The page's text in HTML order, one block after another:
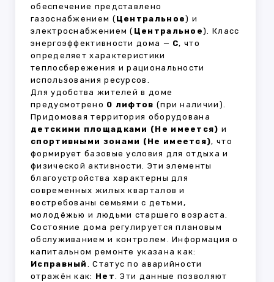
обеспечение представлено
газоснабжением (Центральное) и
электроснабжением ( Центральное). Класс
энергоэффективности дома — C, что
определяет характеристики
теплосбережения и рациональности
использования ресурсов.
Для удобства жителей в доме
предусмотрено 0 лифтов (при наличии).
Придомовая территория оборудована
детскими площадками (Не имеется) и
спортивными зонами (Не имеется), что
формирует базовые условия для отдыха и
физической активности. Эти элементы
благоустройства характерны для
современных жилых кварталов и
востребованы семьями с детьми,
молодёжью и людьми старшего возраста.
Состояние дома регулируется плановым
обслуживанием и контролем. Информация о
капитальном ремонте указана как:
Исправный . Статус по аварийности
отражён как: Нет. Эти данные позволяют